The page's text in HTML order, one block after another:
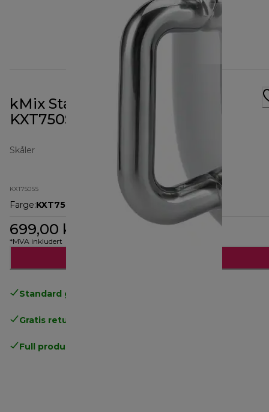
kMix Stainless Steel Bowl
KXT750SS
Skåler
KXT750SS
Farge:KXT750SS
699,00 kr
*MVA inkludert
Standard gratis levering
Gratis retur
Full produsentgaranti